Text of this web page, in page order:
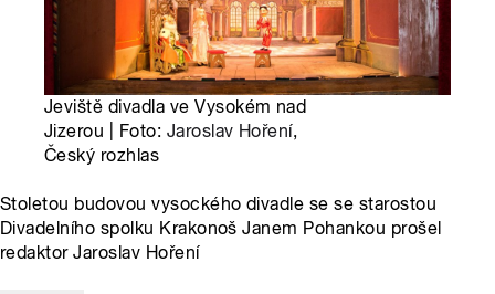
Jeviště divadla ve Vysokém nad
Jizerou | Foto: Jaroslav Hoření,
Český rozhlas
Stoletou budovou vysockého divadle se se starostou
Divadelního spolku Krakonoš Janem Pohankou prošel
redaktor Jaroslav Hoření